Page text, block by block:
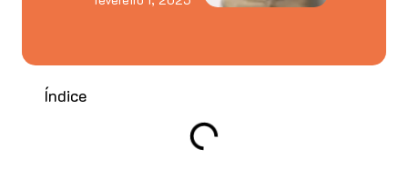
Índice